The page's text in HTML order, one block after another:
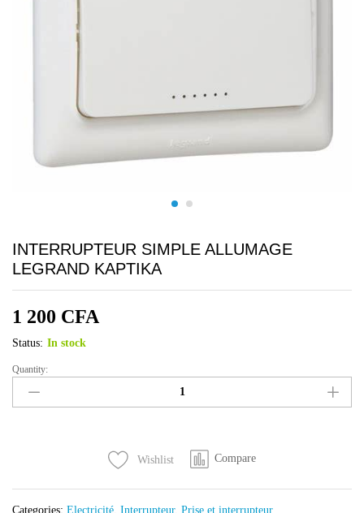
INTERRUPTEUR SIMPLE ALLUMAGE
LEGRAND KAPTIKA
1 200 CFA
Status: In stock
INTERRUPTEUR
SIMPLE
ALLUMAGE
Quantity:
Wishlist Compare
Categories: Electricité, Interrupteur, Prise et interrupteur